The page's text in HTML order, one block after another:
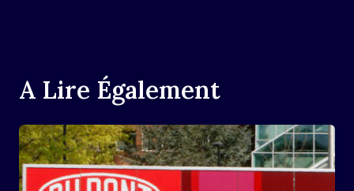
A Lire Également